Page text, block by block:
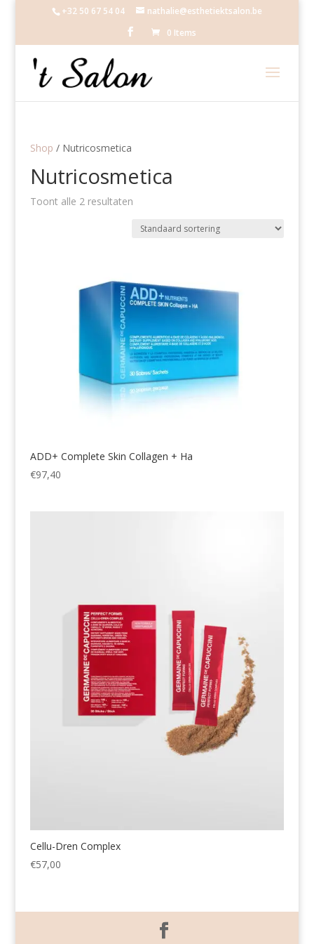
+32 50 67 54 04
nathalie@esthetiektsalon.be
0 Items
Shop / Nutricosmetica
Nutricosmetica
Toont alle 2 resultaten
ADD+ Complete Skin Collagen + Ha
€97,40
Cellu-Dren Complex
€57,00